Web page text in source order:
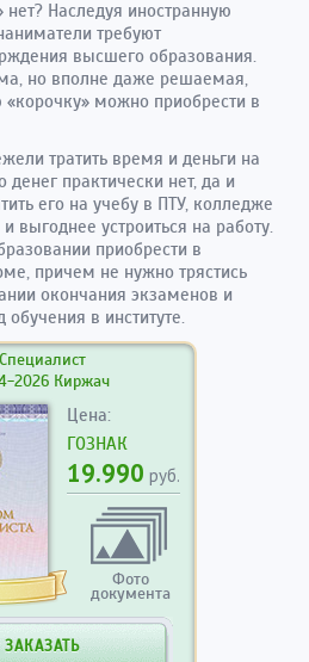
Наследуя иностранную
требуют
высшего образования.
но вполне даже решаемая,
можно приобрести в
тратить время и деньги на
денег практически нет, да и
его на учебу в ПТУ, колледже
выгоднее устроиться на работу.
приобрести в
причем не нужно трястись
окончания экзаменов и
в институте.
Специалист
2026 Киржач
Цена:
ГОЗНАК
19.990 руб.
Фото
документа
ЗАКАЗАТЬ